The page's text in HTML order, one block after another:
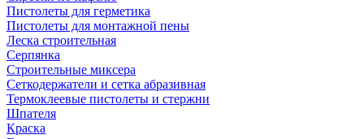
Пистолеты для герметика
Пистолеты для монтажной пены
Леска строительная
Серпянка
Строительные миксера
Сеткодержатели и сетка абразивная
Термоклеевые пистолеты и стержни
Шпателя
Краска